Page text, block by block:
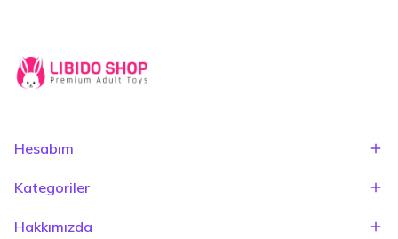
Hesabım
Kategoriler
Hakkımızda